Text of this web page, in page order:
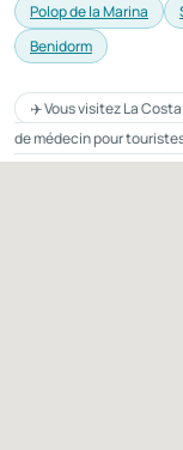
Polop de la Marina
Benidorm
✈️ Vous visitez La
de médecin pour